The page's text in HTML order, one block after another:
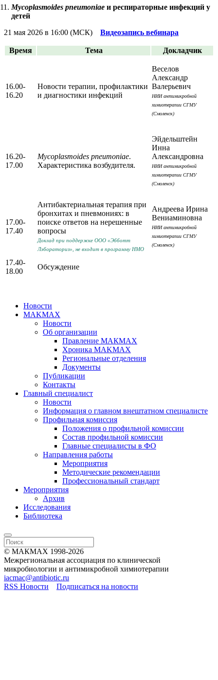
Mycoplasmoides pneumoniae и респираторные инфекций у
детей
21 мая 2026 в 16:00 (МСК) Видеозапись вебинара
Время Тема Докладчик
16.00-
16.20
Новости терапии, профилактики
и диагностики инфекций
Веселов
Александр
Валерьевич
НИИ антимикробной
химиотерапии СГМУ
(Смоленск)
16.20-
17.00
Mycoplasmoides pneumoniae.
Характеристика возбудителя.
Эйдельштейн
Инна
Александровна
НИИ антимикробной
химиотерапии СГМУ
(Смоленск)
17.00-
17.40
Антибактериальная терапия при
бронхитах и пневмониях: в
поиске ответов на нерешенные
вопросы
Доклад при поддержке ООО «Эбботт
Лэбораториз», не входит в программу НМО
Андреева Ирина
Вениаминовна
НИИ антимикробной
химиотерапии СГМУ
(Смоленск)
17.40-
18.00
Обсуждение
Новости
MAKMAX
Новости
Об организации
Правление МАКМАХ
Хроника MAKMAX
Региональные отделения
Документы
Публикации
Контакты
Главный специалист
Новости
Информация о главном внештатном специалисте
Профильная комиссия
Положения о профильной комиссии
Состав профильной комиссии
Главные специалисты в ФО
Направления работы
Мероприятия
Методические рекомендации
Профессиональный стандарт
Мероприятия
Архив
Исследования
Библиотека
© МАКМАХ 1998-2026
Межрегиональная ассоциация по клинической
микробиологии и антимикробной химиотерапии
iacmac@antibiotic.ru
RSS Новости
Подписаться на новости